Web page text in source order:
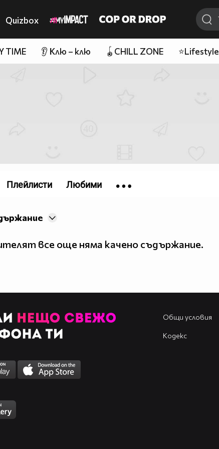
Quizbox
TIME 👂 Клю – клю 🪀CHILL ZONE ⭐Lifestyle
все още няма качено съдържание.
Плейлисти Любими
Общи условия
Кодекс